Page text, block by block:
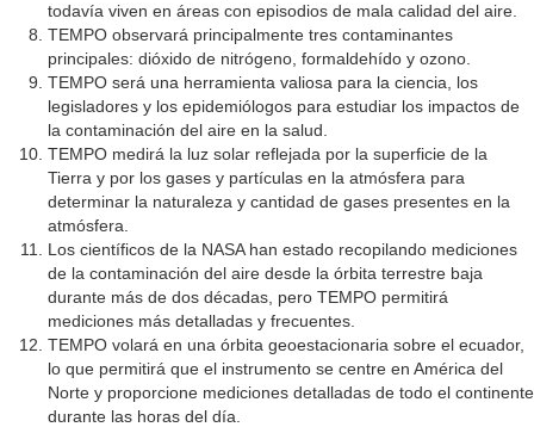
todavía viven en áreas con episodios de mala calidad del aire.
TEMPO observará principalmente tres contaminantes
principales: dióxido de nitrógeno, formaldehído y ozono.
TEMPO será una herramienta valiosa para la ciencia, los
legisladores y los epidemiólogos para estudiar los impactos de
la contaminación del aire en la salud.
TEMPO medirá la luz solar reflejada por la superficie de la
Tierra y por los gases y partículas en la atmósfera para
determinar la naturaleza y cantidad de gases presentes en la
atmósfera.
Los científicos de la NASA han estado recopilando mediciones
de la contaminación del aire desde la órbita terrestre baja
durante más de dos décadas, pero TEMPO permitirá
mediciones más detalladas y frecuentes.
TEMPO volará en una órbita geoestacionaria sobre el ecuador,
lo que permitirá que el instrumento se centre en América del
Norte y proporcione mediciones detalladas de todo el continente
durante las horas del día.